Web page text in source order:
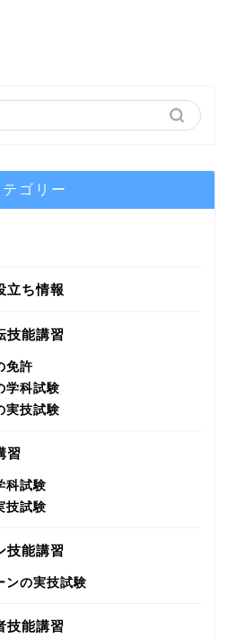
テゴリー
立ち情報
技能講習
免許
学科試験
実技試験
習
科試験
技試験
技能講習
ンの実技試験
技能講習